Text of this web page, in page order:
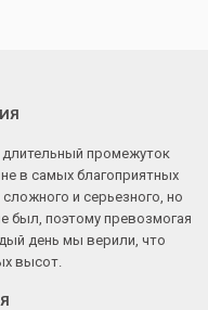
промежуток
в самых благоприятных
и серьезного, но
был, поэтому превозмогая
день мы верили, что
высот.